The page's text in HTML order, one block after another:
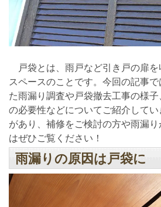
戸袋とは、雨戸など引き戸の扉
スペースのことです。今回の記事
た雨漏り調査や戸袋撤去工事の様
の必要性などについてご紹介して
があり、補修をご検討の方や雨漏
はぜひご覧ください！
雨漏りの原因は戸袋に